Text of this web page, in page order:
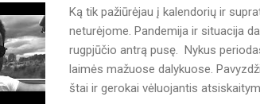
Ką tik pažiūrėjau į kalendorių ir
neturėjome. Pandemija ir situacija
rugpjūčio antrą pusę. Nykus
laimės mažuose dalykuose.
štai ir gerokai vėluojantis